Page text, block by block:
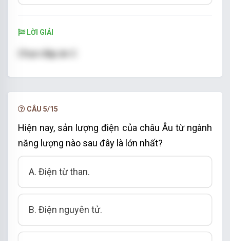
LỜI GIẢI
Chọn đáp án C
CÂU 5/15
Hiện nay, sản lượng điện của châu Âu từ ngành
năng lượng nào sau đây là lớn nhất?
A. Điện từ than.
B. Điện nguyên tử.